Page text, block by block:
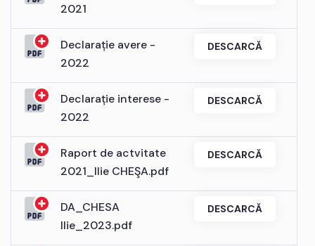
2021
Declarație avere -
2022
DESCARCĂ
Declarație interese -
2022
DESCARCĂ
Raport de actvitate
2021_Ilie CHEŞA.pdf
DESCARCĂ
DA_CHESA
Ilie_2023.pdf
DESCARCĂ